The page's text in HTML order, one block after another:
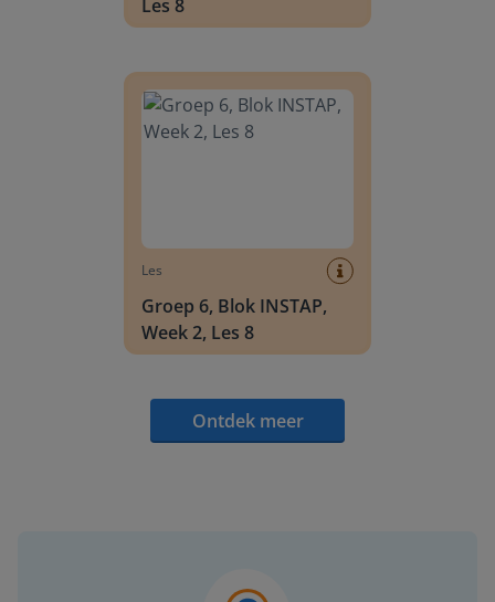
Les 8
Les
Groep 6, Blok INSTAP,
Week 2, Les 8
Ontdek meer